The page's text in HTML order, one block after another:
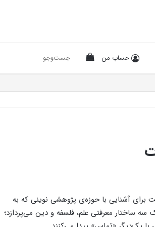
دیدن حساب من
آشنایی با حوزه‌ی پژوهشی نوینی که به
ساختار معرفتی علم، فلسفه و دین‌ می‌پردازد؛